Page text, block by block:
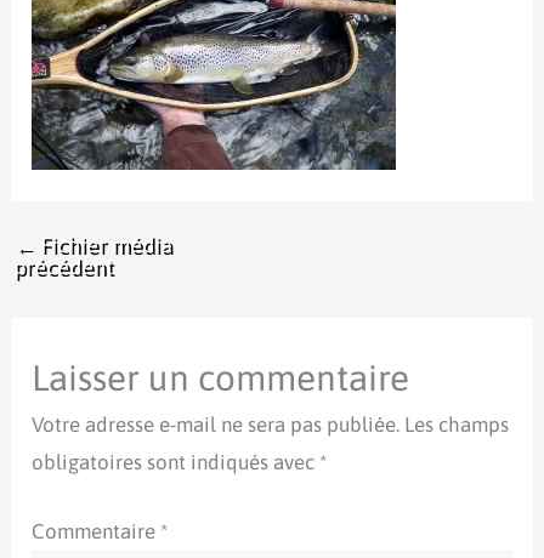
← Fichier média
précédent
Laisser un commentaire
Votre adresse e-mail ne sera pas publiée. Les champs
obligatoires sont indiqués avec *
Commentaire *